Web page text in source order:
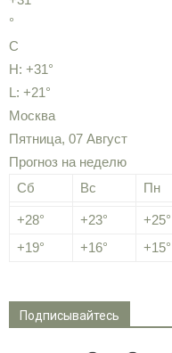
°
C
H: +31°
L: +21°
Москва
Пятница, 07 Август
Прогноз на неделю
Сб
Вс Пн
+28° +23° +25°
+19° +16° +15°
Подписывайтесь